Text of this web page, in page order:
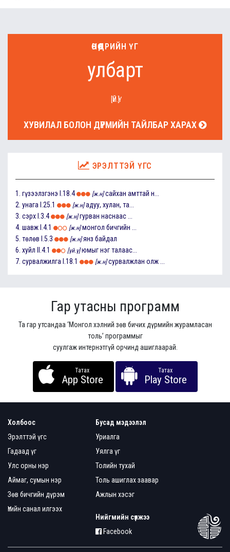
ӨНӨӨДРИЙН ҮГ
улбарт
[ҮЙ.Ү]
ХУВИЛАЛ БОЛОН ДҮРМИЙН ТАЙЛБАР ХАРАХ
ЭРЭЛТТЭЙ ҮГС
1. гүзээлзгэнэ I.18.4 [ж.н] сайхан амттай н...
2. унага I.25.1 [ж.н] адуу, хулан, та...
3. сэрх I.3.4 [ж.н] гурван наснаас ...
4. шавж I.4.1 [ж.н] монгол бичгийн ...
5. төлөв I.5.3 [ж.н] янз байдал
6. хуйл II.4.1 [үй.ү] юмыг нэг талаас...
7. сурвалжилга I.18.1 [ж.н] сурвалжлан олж ...
Гар утасны программ
Та гар утсандаа ‘Монгол хэлний зөв бичих дүрмийн журамласан
толь’ программыг
суулгаж интернэтгүй орчинд ашиглаарай.
Татах
App Store
Татах
Play Store
Холбоос
Эрэлттэй үгс
Гадаад үг
Улс орны нэр
Аймаг, сумын нэр
Зөв бичгийн дүрэм
Үгийн санал илгээх
Бусад мэдээлэл
Уриалга
Уялга үг
Толийн тухай
Толь ашиглах заавар
Ажлын хэсэг
Нийгмийн сүлжээ
Facebook